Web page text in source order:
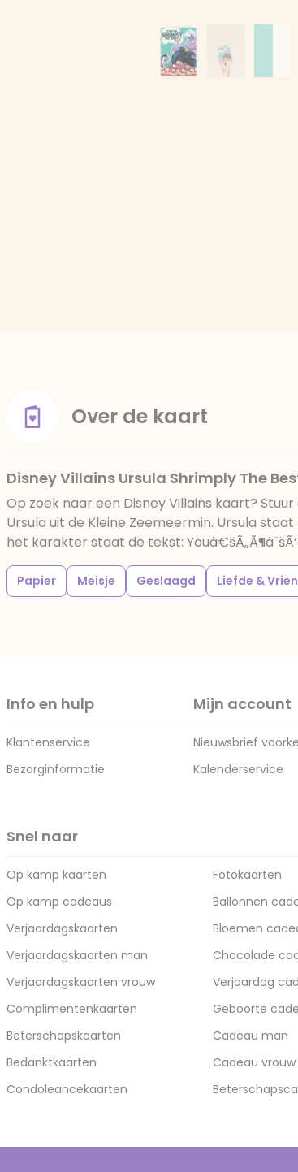
Over de kaart
Disney Villains Ursula Shrimply The
Op zoek naar een Disney Villains kaart?
Ursula uit de Kleine Zeemeermin. Ursula
het karakter staat de tekst:
Papier Meisje Geslaagd Liefde &
Info en hulp
Klantenservice
Bezorginformatie
Mijn account
Nieuwsbrief
Kalenderservice
Snel naar
Op kamp kaarten
Op kamp cadeaus
Verjaardagskaarten
Verjaardagskaarten man
Verjaardagskaarten vrouw
Complimentenkaarten
Beterschapskaarten
Bedanktkaarten
Condoleancekaarten
Fotokaarten
Ballonnen
Bloemen
Chocolade
Verjaardag
Geboorte
Cadeau man
Cadeau vrouw